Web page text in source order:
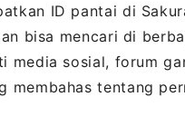
ID pantai di
bisa mencari di
media sosial, forum
membahas tentang